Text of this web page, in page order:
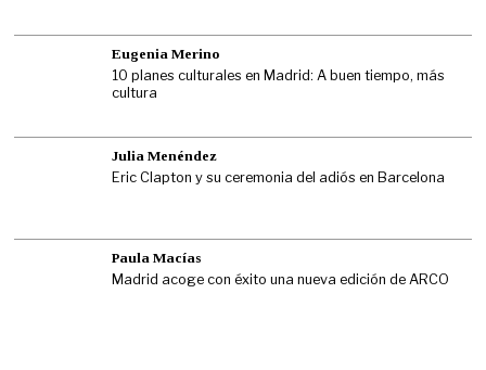
Eugenia Merino
10 planes culturales en Madrid: A buen tiempo, más
cultura
Julia Menéndez
Eric Clapton y su ceremonia del adiós en Barcelona
Paula Macías
Madrid acoge con éxito una nueva edición de ARCO